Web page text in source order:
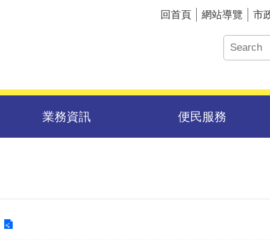
回首頁 網站導覽 市
業務資訊 便民服務